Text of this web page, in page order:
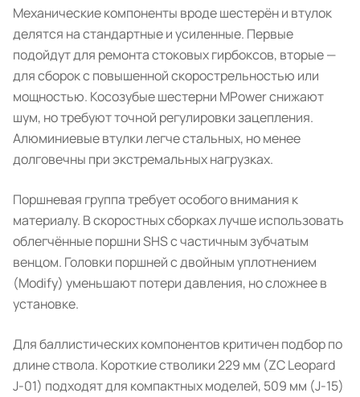
Механические компоненты вроде шестерён и втулок
делятся на стандартные и усиленные. Первые
подойдут для ремонта стоковых гирбоксов, вторые —
для сборок с повышенной скорострельностью или
мощностью. Косозубые шестерни MPower снижают
шум, но требуют точной регулировки зацепления.
Алюминиевые втулки легче стальных, но менее
долговечны при экстремальных нагрузках.
Поршневая группа требует особого внимания к
материалу. В скоростных сборках лучше использовать
облегчённые поршни SHS с частичным зубчатым
венцом. Головки поршней с двойным уплотнением
(Modify) уменьшают потери давления, но сложнее в
установке.
Для баллистических компонентов критичен подбор по
длине ствола. Короткие стволики 229 мм (ZC Leopard
J-01) подходят для компактных моделей, 509 мм (J-15)